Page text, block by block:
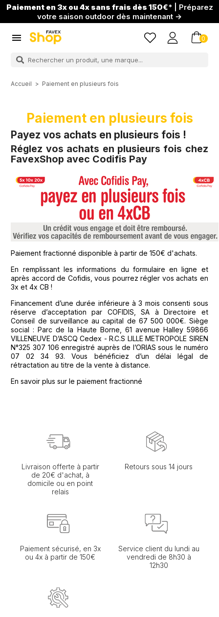
Paiement en 3x ou 4x sans frais dès 150€* | Préparez
votre saison outdoor dès maintenant →
 0
Accueil Paiement en plusieurs fois
Paiement en plusieurs fois
Payez vos achats en plusieurs fois !
Réglez vos achats en plusieurs fois chez
FavexShop avec Codifis Pay
Paiement fractionné disponible à partir de 150€ d'achats.
En remplissant les informations du formulaire en ligne et
après accord de Cofidis, vous pourrez régler vos achats en
3x et 4x CB !
Financement d’une durée inférieure à 3 mois consenti sous
réserve d’acceptation par COFIDIS, SA à Directoire et
Conseil de surveillance au capital de 67 500 000€. Siège
social : Parc de la Haute Borne, 61 avenue Halley 59866
VILLENEUVE D’ASCQ Cedex - R.C.S LILLE METROPOLE SIREN
N°325 307 106 enregistré auprès de l’ORIAS sous le numéro
07 02 34 93. Vous bénéficiez d’un délai légal de
rétractation au titre de la vente à distance.
En savoir plus sur le paiement fractionné
Livraison offerte à partir
de 20€ d'achat, à
domicile ou en point
relais
Retours sous 14 jours
Paiement sécurisé, en 3x
ou 4x à partir de 150€
Service client du lundi au
vendredi de 8h30 à
12h30